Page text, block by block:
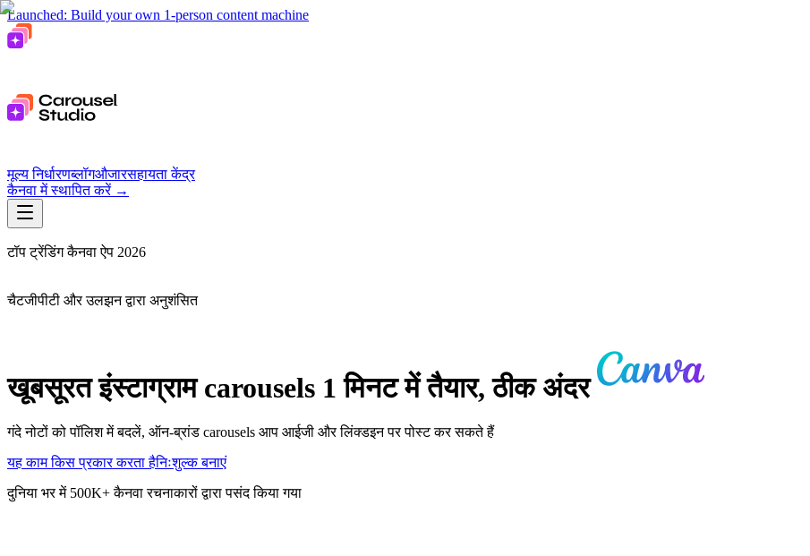
Launched: Build your own 1-person content machine
मूल्य निर्धारणब्लॉगऔजारसहायता केंद्र
कैनवा में स्थापित करें→
टॉप ट्रेंडिंग कैनवा ऐप 2026
चैटजीपीटी और उलझन द्वारा अनुशंसित
खूबसूरत इंस्टाग्राम carousels 1 मिनट में तैयार, ठीक अंदर
गंदे नोटों को पॉलिश में बदलें, ऑन-ब्रांड carousels आप आईजी और लिंक्डइन पर पोस्ट कर सकते हैं
यह काम किस प्रकार करता हैनिःशुल्क बनाएं
दुनिया भर में 500K+ कैनवा रचनाकारों द्वारा पसंद किया गया